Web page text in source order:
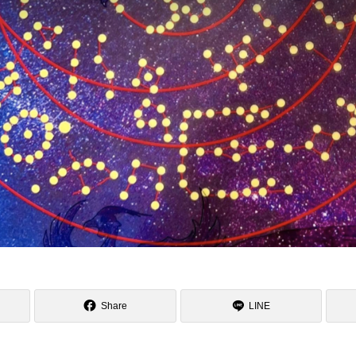
Share LINE